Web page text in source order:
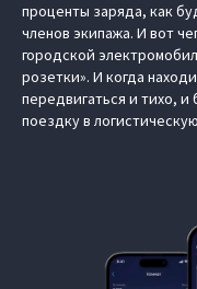
проценты заряда, как
членов экипажа. И вот
городской
розетки». И когда
передвигаться и тихо,
поездку в